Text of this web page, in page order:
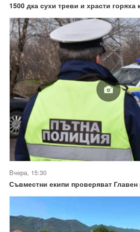
1500 дка сухи треви и храсти горяха
Вчера, 15:30
Съвместни екипи проверяват